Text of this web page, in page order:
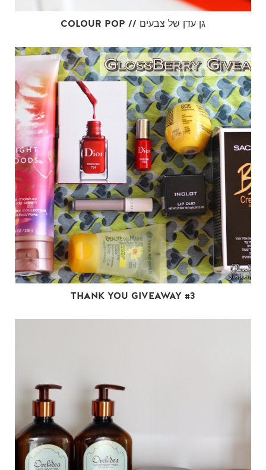
COLOUR POP // גן עדן של צבעים
THANK YOU GIVEAWAY #3